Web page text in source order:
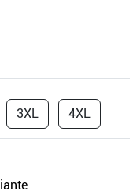
3XL 4XL